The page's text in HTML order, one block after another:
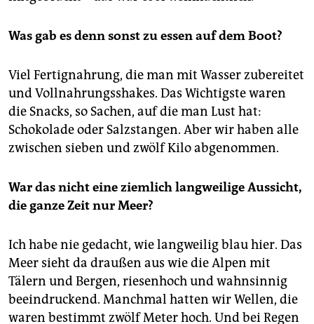
Was gab es denn sonst zu essen auf dem Boot?
Viel Fertignahrung, die man mit Wasser zubereitet
und Vollnahrungsshakes. Das Wichtigste waren
die Snacks, so Sachen, auf die man Lust hat:
Schokolade oder Salzstangen. Aber wir haben alle
zwischen sieben und zwölf Kilo abgenommen.
War das nicht eine ziemlich langweilige Aussicht,
die ganze Zeit nur Meer?
Ich habe nie gedacht, wie langweilig blau hier. Das
Meer sieht da draußen aus wie die Alpen mit
Tälern und Bergen, riesenhoch und wahnsinnig
beeindruckend. Manchmal hatten wir Wellen, die
waren bestimmt zwölf Meter hoch. Und bei Regen